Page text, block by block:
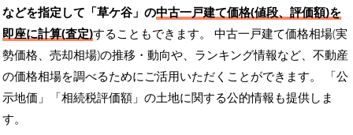
などを指定して「草ケ谷」の中古一戸建て価格(値段、評価額)を
即座に計算(査定)することもできます。 中古一戸建て価格相場(実
勢価格、売却相場)の推移・動向や、ランキング情報など、不動産
の価格相場を調べるためにご活用いただくことができます。
「公
示地価」「相続税評価額」の土地に関する公的情報も提供しま
す。